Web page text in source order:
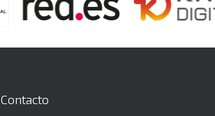
Contacto